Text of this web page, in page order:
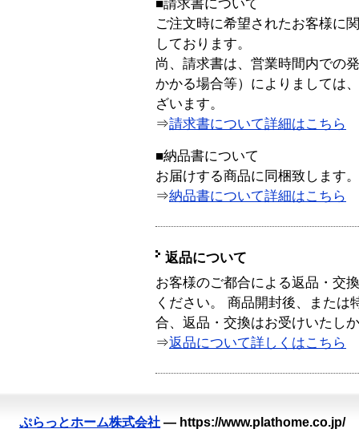
■請求書について
ご注文時に希望されたお客様に
しております。
尚、請求書は、営業時間内での
かかる場合等）によりましては
ざいます。
⇒請求書について詳細はこちら
■納品書について
お届けする商品に同梱致します。
⇒納品書について詳細はこちら
返品について
お客様のご都合による返品・交
ください。 商品開封後、または
合、返品・交換はお受けいたし
⇒返品について詳しくはこちら
ぷらっとホーム株式会社 — https://www.plathome.co.jp/